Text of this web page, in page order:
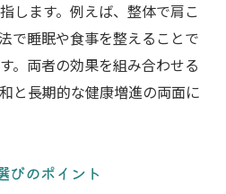
します。例えば、整体で肩こ
で睡眠や食事を整えることで
。両者の効果を組み合わせる
と長期的な健康増進の両面に
びのポイント